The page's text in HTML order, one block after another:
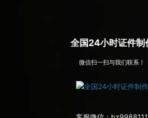
全国24小时证件制
微信扫一扫与我们联系！